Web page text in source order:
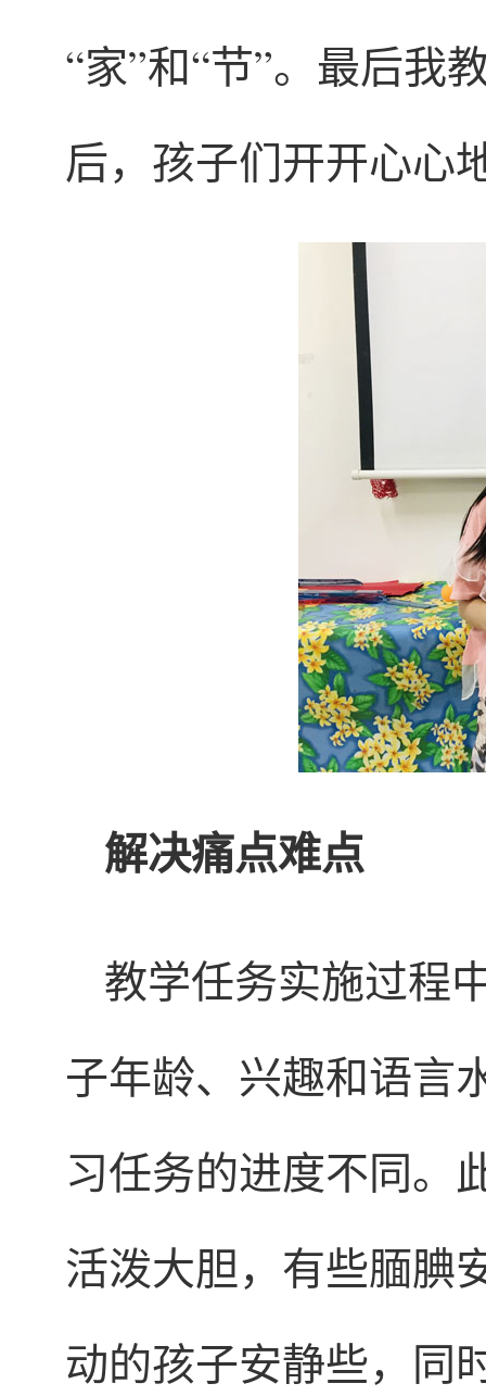
“家”和“节”。最后我
后，孩子们开开心心
解决痛点难点
教学任务实施过程
子年龄、兴趣和语言
习任务的进度不同。
活泼大胆，有些腼腆
动的孩子安静些，同